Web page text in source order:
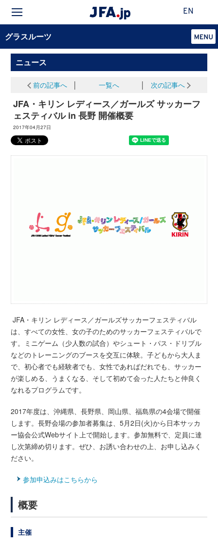
EN
グラスルーツ
ニュース
前の記事へ 一覧へ 次の記事へ
JFA・キリン レディース／ガールズ サッカーフ
ェスティバル in 長野 開催概要
2017年04月27日
JFA・キリン レディース／ガールズサッカーフェスティバル
は、すべての女性、女の子のためのサッカーフェスティバルで
す。ミニゲーム（少人数の試合）やシュート・パス・ドリブル
などのトレーニングのブースを交互に体験。子どもから大人ま
で、初心者でも経験者でも、女性であればだれでも、サッカー
が楽しめる、うまくなる、そして初めて会った人たちと仲良く
なれるプログラムです。
2017年度は、沖縄県、長野県、岡山県、福島県の4会場で開催
します。長野会場の参加者募集は、5月2日(火)から日本サッカ
ー協会公式Webサイト上で開始します。参加無料で、定員に達
し次第締め切ります。ぜひ、お誘い合わせの上、お申し込みく
ださい。
参加申込みはこちらから
概要
主催